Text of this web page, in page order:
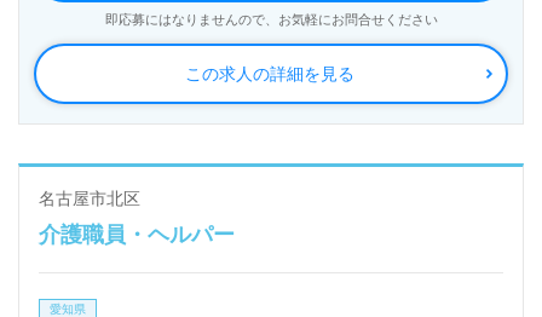
この求人の詳細を見る
即応募にはなりませんので、お気軽にお問合せください
名古屋市北区
介護職員・ヘルパー
愛知県